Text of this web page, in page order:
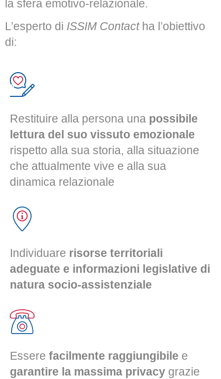
la sfera emotivo-relazionale.
L’esperto di ISSIM Contactha l’obiettivo
di:
Restituire alla persona una possibile
lettura del suo vissuto emozionale
rispetto alla sua storia, alla situazione
che attualmente vive e alla sua
dinamica relazionale
Individuare risorse territoriali
adeguate e informazioni legislative di
natura socio-assistenziale
Essere facilmente raggiungibile e
garantire la massima privacy grazie